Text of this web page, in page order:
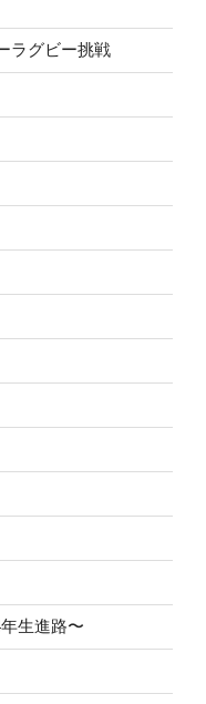
ラグビー挑戦
生進路〜